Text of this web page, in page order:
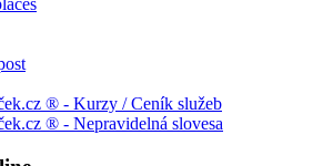
® - Kurzy / Ceník služeb
® - Nepravidelná slovesa